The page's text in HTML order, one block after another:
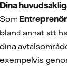
Dina
Som
bland annat att
dina
exempelvis